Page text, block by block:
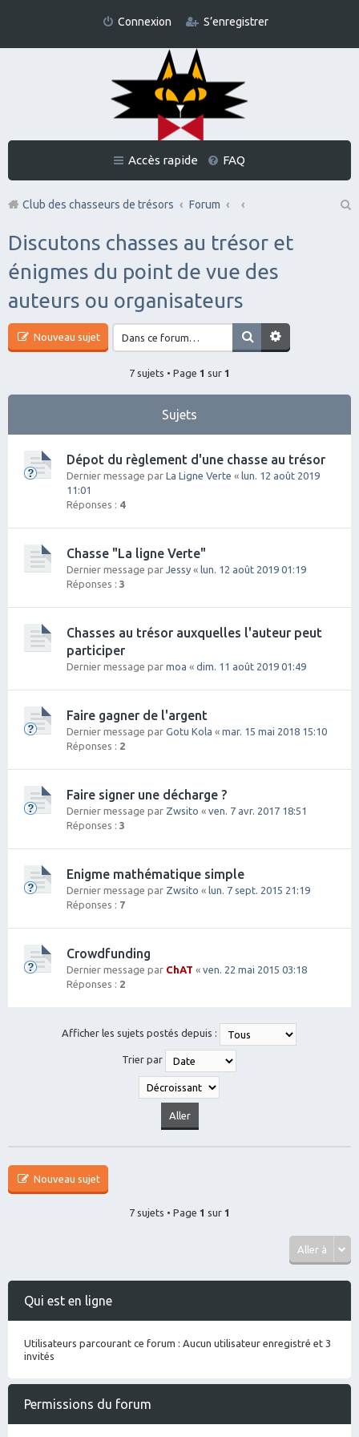
Connexion S’enregistrer
Accès rapide FAQ
Club des chasseurs de trésors
Forum
Discutons chasses au trésor et
énigmes du point de vue des
auteurs ou organisateurs
Nouveau sujet
7 sujets • Page 1 sur 1
Sujets
Dépot du règlement d'une chasse au trésor
Dernier message par La Ligne Verte « lun. 12 août 2019
11:01
Réponses : 4
Chasse "La ligne Verte"
Dernier message par Jessy « lun. 12 août 2019 01:19
Réponses : 3
Chasses au trésor auxquelles l'auteur peut
participer
Dernier message par moa « dim. 11 août 2019 01:49
Faire gagner de l'argent
Dernier message par Gotu Kola « mar. 15 mai 2018 15:10
Réponses : 2
Faire signer une décharge ?
Dernier message par Zwsito « ven. 7 avr. 2017 18:51
Réponses : 3
Enigme mathématique simple
Dernier message par Zwsito « lun. 7 sept. 2015 21:19
Réponses : 7
Crowdfunding
Dernier message par ChAT « ven. 22 mai 2015 03:18
Réponses : 2
Afficher les sujets postés depuis :
Trier par
Nouveau sujet
7 sujets • Page 1 sur 1
Aller à
Qui est en ligne
Utilisateurs parcourant ce forum : Aucun utilisateur enregistré et 3
invités
Permissions du forum